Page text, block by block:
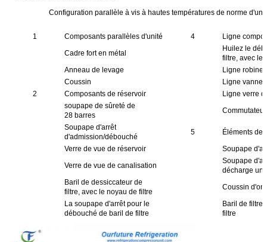
Configuration parallèle à vis à hautes températures de norme
1 Composants parallèles d'unité 4
Ligne
Cadre fort en métal
Huilez le
filtre, avec le
Anneau de levage
Ligne
Coussin
Ligne vanne
2
Composants de réservoir
Ligne verre
soupape de sûreté de
28 barres
Soupape d'arrêt
d'admission/débouché
5
Éléments de
Verre de vue de réservoir
Soupape
Verre de vue de canalisation
Soupape
décharge une
Baril de dessiccateur de
filtre, avec le noyau de filtre
Coussin
La soupape d'arrêt pour le
débouché de baril de filtre
Baril de filtre
filtre
3
Composants de décharge